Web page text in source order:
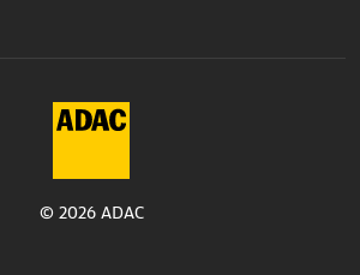
© 2026 ADAC